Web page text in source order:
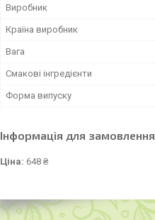
Виробник
Країна виробник
Вага
Смакові інгредієнти
Форма випуску
Інформація для замовлення
Ціна: 648 ₴